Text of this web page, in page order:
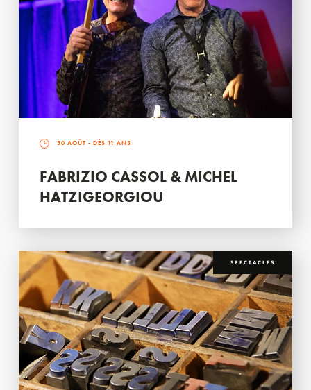
30 AOÛT - DÈS 11 ANS
FABRIZIO CASSOL & MICHEL
HATZIGEORGIOU
SPECTACLES